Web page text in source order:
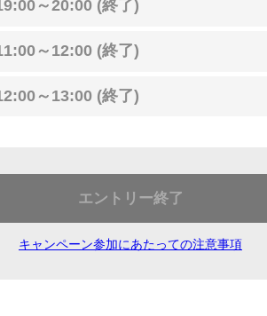
～20:00 (終了)
～12:00 (終了)
～13:00 (終了)
エントリー終了
キャンペーン参加にあたっての注意事項